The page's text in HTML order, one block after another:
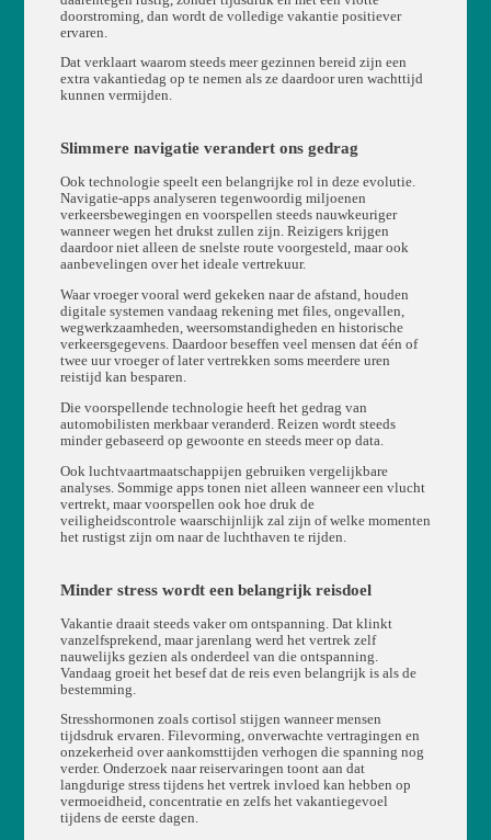
doorstroming, dan wordt de volledige vakantie positiever
ervaren.
Dat verklaart waarom steeds meer gezinnen bereid zijn een
extra vakantiedag op te nemen als ze daardoor uren wachttijd
kunnen vermijden.
Slimmere navigatie verandert ons gedrag
Ook technologie speelt een belangrijke rol in deze evolutie.
Navigatie-apps analyseren tegenwoordig miljoenen
verkeersbewegingen en voorspellen steeds nauwkeuriger
wanneer wegen het drukst zullen zijn. Reizigers krijgen
daardoor niet alleen de snelste route voorgesteld, maar ook
aanbevelingen over het ideale vertrekuur.
Waar vroeger vooral werd gekeken naar de afstand, houden
digitale systemen vandaag rekening met files, ongevallen,
wegwerkzaamheden, weersomstandigheden en historische
verkeersgegevens. Daardoor beseffen veel mensen dat één of
twee uur vroeger of later vertrekken soms meerdere uren
reistijd kan besparen.
Die voorspellende technologie heeft het gedrag van
automobilisten merkbaar veranderd. Reizen wordt steeds
minder gebaseerd op gewoonte en steeds meer op data.
Ook luchtvaartmaatschappijen gebruiken vergelijkbare
analyses. Sommige apps tonen niet alleen wanneer een vlucht
vertrekt, maar voorspellen ook hoe druk de
veiligheidscontrole waarschijnlijk zal zijn of welke momenten
het rustigst zijn om naar de luchthaven te rijden.
Minder stress wordt een belangrijk reisdoel
Vakantie draait steeds vaker om ontspanning. Dat klinkt
vanzelfsprekend, maar jarenlang werd het vertrek zelf
nauwelijks gezien als onderdeel van die ontspanning.
Vandaag groeit het besef dat de reis even belangrijk is als de
bestemming.
Stresshormonen zoals cortisol stijgen wanneer mensen
tijdsdruk ervaren. Filevorming, onverwachte vertragingen en
onzekerheid over aankomsttijden verhogen die spanning nog
verder. Onderzoek naar reiservaringen toont aan dat
langdurige stress tijdens het vertrek invloed kan hebben op
vermoeidheid, concentratie en zelfs het vakantiegevoel
tijdens de eerste dagen.